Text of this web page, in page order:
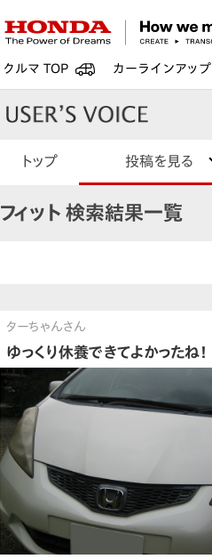
クルマ TOP カーラインアップ
トップ 投稿を見る
フィット 検索結果一覧
ターちゃんさん
ゆっくり休養できてよかったね！